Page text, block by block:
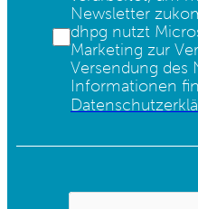
Newsletter
dhpg nutzt
Marketing zur
Versendung des
Informationen